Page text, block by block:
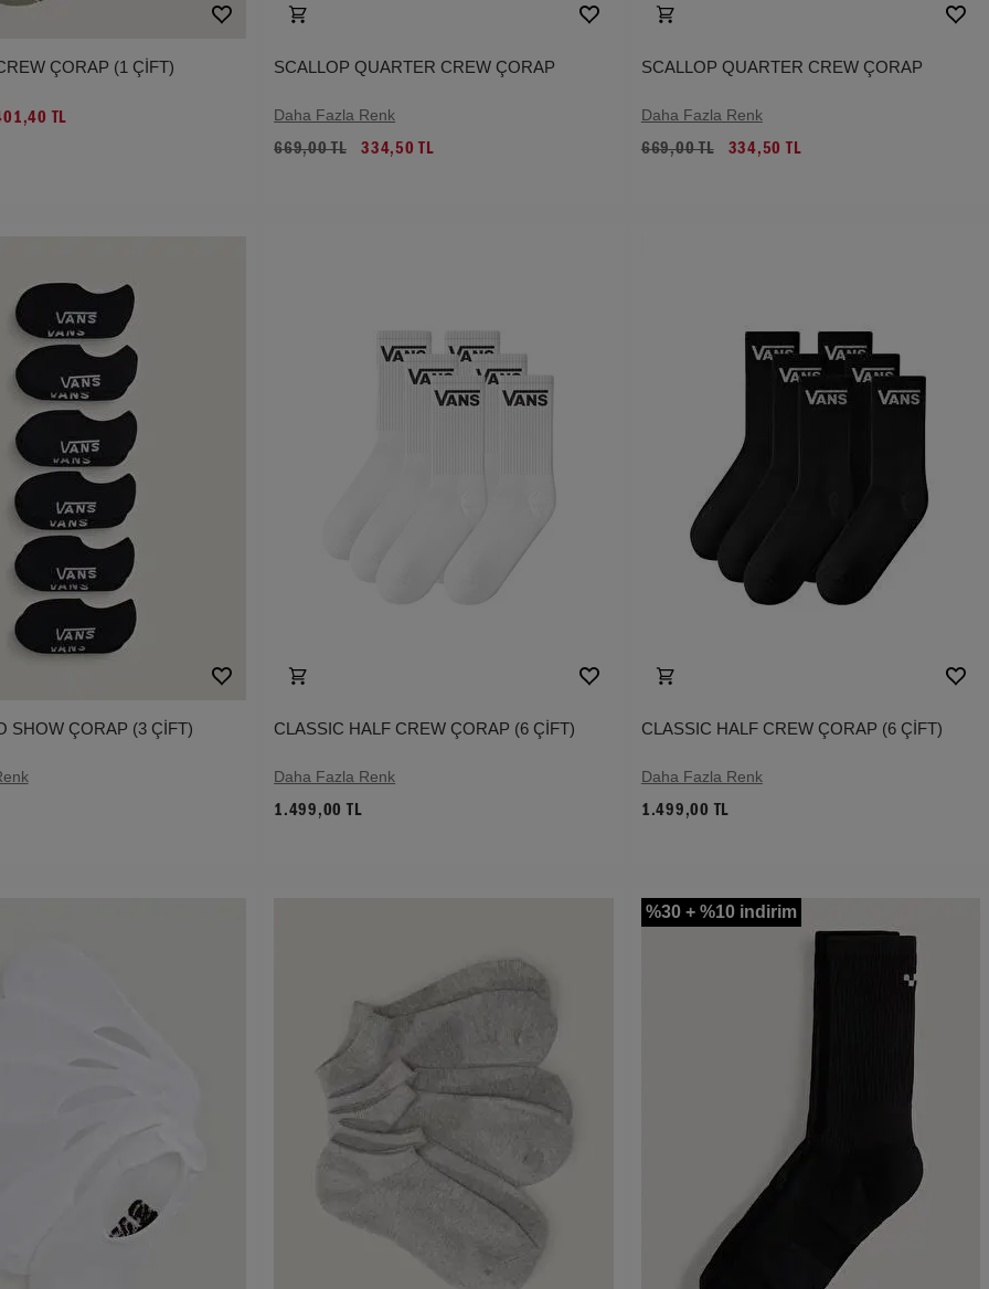
ÇORAP (1 ÇİFT)
TL
SCALLOP QUARTER CREW ÇORAP
Daha Fazla Renk
669,00 TL 334,50 TL
SCALLOP QUARTER CREW ÇORAP
Daha Fazla Renk
669,00 TL 334,50 TL
SHOW ÇORAP (3 ÇİFT) CLASSIC HALF CREW ÇORAP (6 ÇİFT)
Daha Fazla Renk
1.499,00 TL
CLASSIC HALF CREW ÇORAP (6 ÇİFT)
Daha Fazla Renk
1.499,00 TL
%30 + %10 indirim